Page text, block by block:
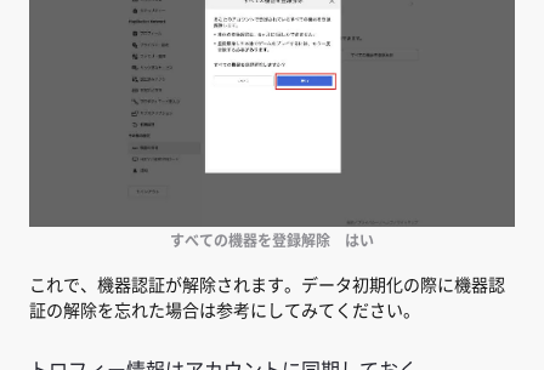
すべての機器を登録解除 はい
これで、機器認証が解除されます。データ初期化の際に機器認
証の解除を忘れた場合は参考にしてみてください。